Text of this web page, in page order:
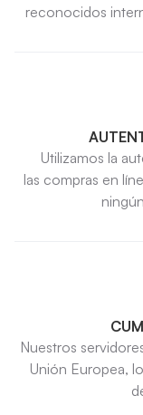
reconocidos
Utilizamos la
las compras en
Nuestros
Unión Europea,